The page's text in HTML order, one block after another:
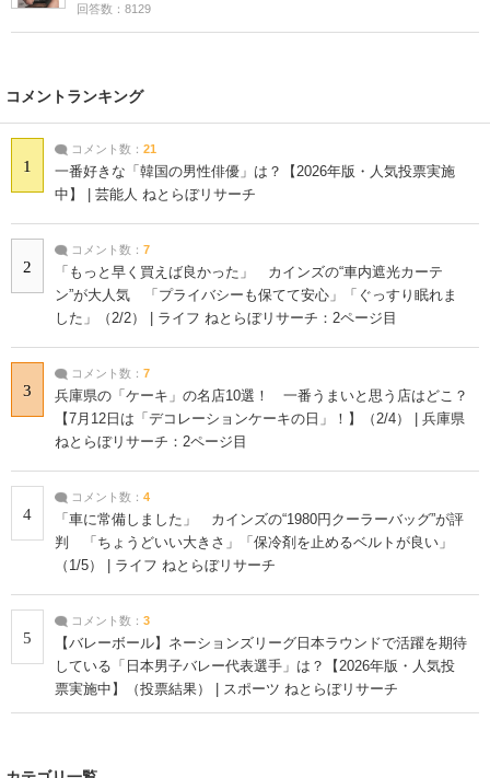
回答数：8129
コメントランキング
1
コメント数： 21
一番好きな「韓国の男性俳優」は？【2026年版・人気投票実施
中】 | 芸能人 ねとらぼリサーチ
2
コメント数： 7
「もっと早く買えば良かった」 カインズの“車内遮光カーテ
ン”が大人気 「プライバシーも保てて安心」「ぐっすり眠れま
した」（2/2） | ライフ ねとらぼリサーチ：2ページ目
3
コメント数： 7
兵庫県の「ケーキ」の名店10選！ 一番うまいと思う店はどこ？
【7月12日は「デコレーションケーキの日」！】（2/4） | 兵庫県
ねとらぼリサーチ：2ページ目
4
コメント数： 4
「車に常備しました」 カインズの“1980円クーラーバッグ”が評
判 「ちょうどいい大きさ」「保冷剤を止めるベルトが良い」
（1/5） | ライフ ねとらぼリサーチ
5
コメント数： 3
【バレーボール】ネーションズリーグ日本ラウンドで活躍を期待
している「日本男子バレー代表選手」は？【2026年版・人気投
票実施中】（投票結果） | スポーツ ねとらぼリサーチ